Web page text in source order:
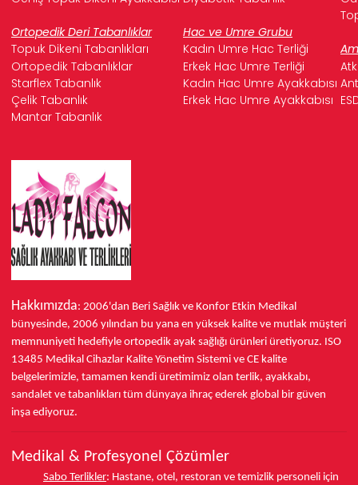
Ortopedik Deri Tabanlıklar
Hac ve Umre Grubu
Topuk Dikeni Tabanlıkları
Kadın Umre Hac Terliği
Ortopedik Tabanlıklar
Erkek Hac Umre Terliği
Starflex Tabanlık
Kadın Hac Umre Ayakkabısı
Çelik Tabanlık
Erkek Hac Umre Ayakkabısı
Mantar Tabanlık
Hakkımızda: 2006'dan Beri Sağlık ve Konfor Etkin Medikal
bünyesinde, 2006 yılından bu yana en yüksek kalite ve mutlak müşteri
memnuniyeti hedefiyle ortopedik ayak sağlığı ürünleri üretiyoruz. ISO
13485 Medikal Cihazlar Kalite Yönetim Sistemi ve CE kalite
belgelerimizle, tamamen kendi üretimimiz olan terlik, ayakkabı,
sandalet ve tabanlıkları tüm dünyaya ihraç ederek global bir güven
inşa ediyoruz.
Medikal & Profesyonel Çözümler
Sabo Terlikler: Hastane, otel, restoran ve temizlik personeli için